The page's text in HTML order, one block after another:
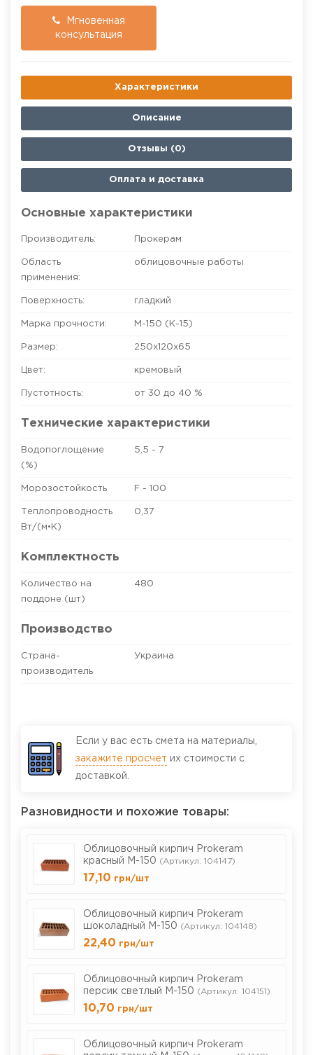
Мгновенная
консультация
Характеристики
Описание
Отзывы (0)
Оплата и доставка
Основные характеристики
Производитель: Прокерам
Область
применения:
облицовочные работы
Поверхность: гладкий
Марка прочности: М-150 (К-15)
Размер: 250х120х65
Цвет: кремовый
Пустотность: от 30 до 40 %
Технические характеристики
Водопоглощение
(%)
5,5 - 7
Морозостойкость F - 100
Теплопроводность
Вт/(м•К)
0,37
Комплектность
Количество на
поддоне (шт)
480
Производство
Страна-
производитель
Украина
Если у вас есть смета на материалы,
закажите просчет их стоимости с
доставкой.
Разновидности и похожие товары:
Облицовочный кирпич Prokeram
красный М-150 (Артикул: 104147)
17,10 грн/шт
Облицовочный кирпич Prokeram
шоколадный М-150 (Артикул: 104148)
22,40 грн/шт
Облицовочный кирпич Prokeram
персик светлый М-150 (Артикул: 104151)
10,70 грн/шт
Облицовочный кирпич Prokeram